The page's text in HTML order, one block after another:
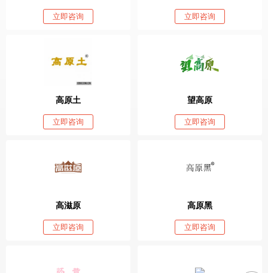
立即咨询 立即咨询
高原土
立即咨询
望高原
立即咨询
高滋原
立即咨询
高原黑
立即咨询